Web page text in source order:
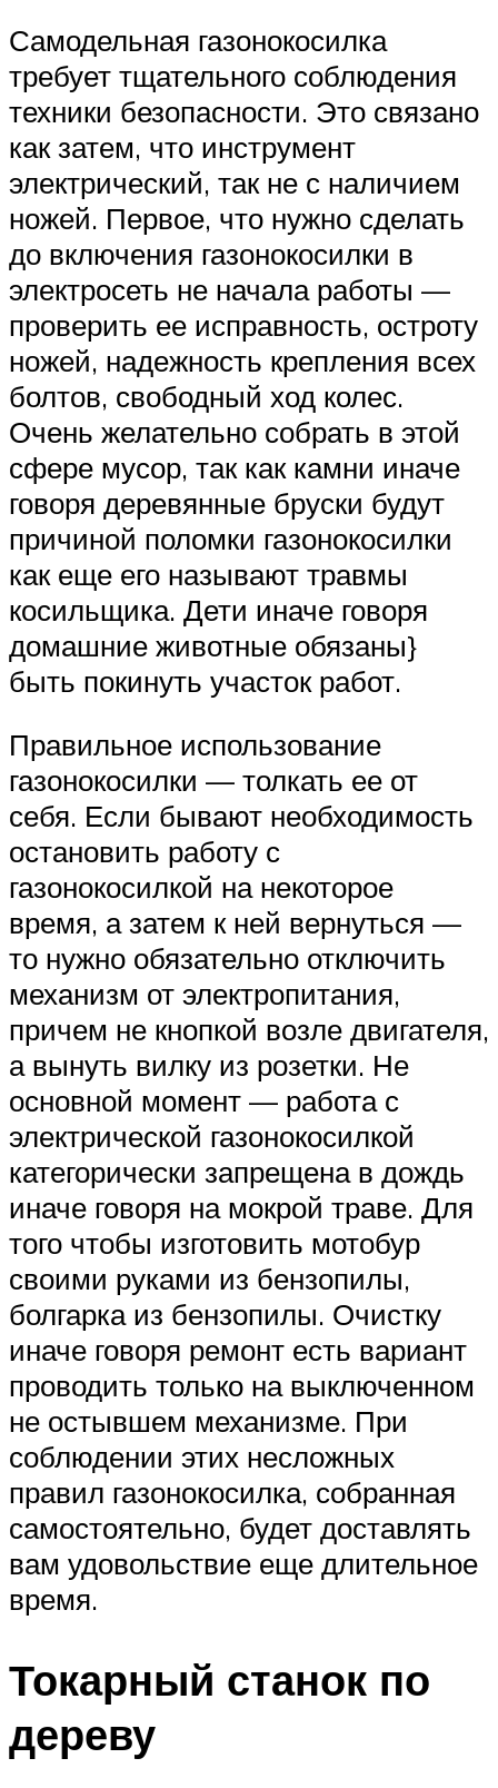
Самодельная газонокосилка
требует тщательного соблюдения
техники безопасности. Это связано
как затем, что инструмент
электрический, так не с наличием
ножей. Первое, что нужно сделать
до включения газонокосилки в
электросеть не начала работы —
проверить ее исправность, остроту
ножей, надежность крепления всех
болтов, свободный ход колес.
Очень желательно собрать в этой
сфере мусор, так как камни иначе
говоря деревянные бруски будут
причиной поломки газонокосилки
как еще его называют травмы
косильщика. Дети иначе говоря
домашние животные обязаны}
быть покинуть участок работ.
Правильное использование
газонокосилки — толкать ее от
себя. Если бывают необходимость
остановить работу с
газонокосилкой на некоторое
время, а затем к ней вернуться —
то нужно обязательно отключить
механизм от электропитания,
причем не кнопкой возле двигателя,
а вынуть вилку из розетки. Не
основной момент — работа с
электрической газонокосилкой
категорически запрещена в дождь
иначе говоря на мокрой траве. Для
того чтобы изготовить мотобур
своими руками из бензопилы,
болгарка из бензопилы. Очистку
иначе говоря ремонт есть вариант
проводить только на выключенном
не остывшем механизме. При
соблюдении этих несложных
правил газонокосилка, собранная
самостоятельно, будет доставлять
вам удовольствие еще длительное
время.
Токарный станок по
дереву